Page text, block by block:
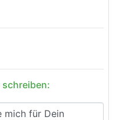
schreiben: